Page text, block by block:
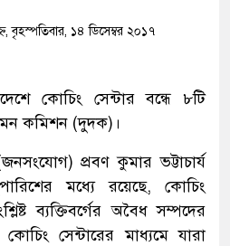
বৃহস্পতিবার, ১৪ ডিসেম্বর ২০১৭
কোচিং সেন্টার বন্ধে ৮টি
কমিশন (দুদক)।
প্রবণ কুমার ভট্টাচার্য
মধ্যে রয়েছে, কোচিং
ব্যক্তিবর্গের অবৈধ সম্পদের
সেন্টারের মাধ্যমে যারা